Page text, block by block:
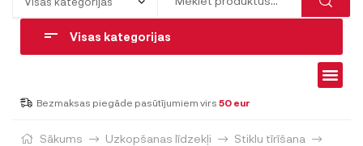
Visas kategorijas
Bezmaksas piegāde pasūtījumiem virs 50 eur
Sākums Uzkopšanas līdzekļi
Stiklu tīrīšana